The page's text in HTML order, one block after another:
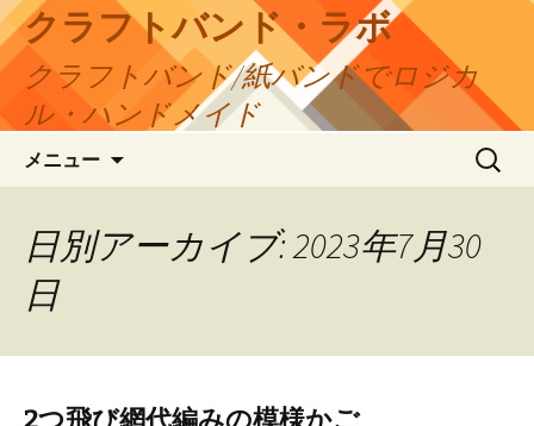
コ
ン
テ
ツ
ス
クラフトバンド・ラボ
クラフトバンド/紙バンドでロジカ
ル・ハンドメイド
メニュー
検
索:
日別アーカイブ: 2023年7月30
日
2つ飛び網代編みの模様かご